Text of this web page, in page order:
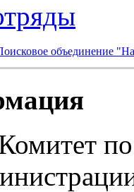
объединение